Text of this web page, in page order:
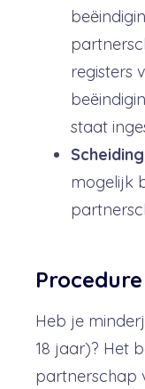
registers
staat
mogelijk
Heb je
18 jaar)? Het
partnerschap